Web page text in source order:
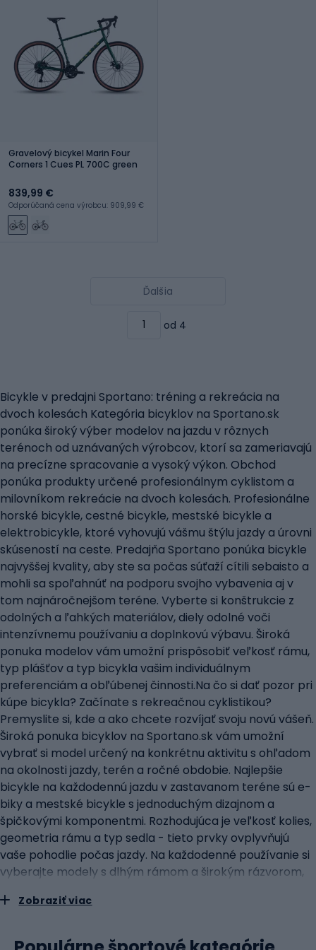
Gravelový bicykel Marin Four
Corners 1 Cues PL 700C green
839,99 €
Odporúčaná cena výrobcu: 909,99 €
Ďalšia
od 4
Bicykle v predajni Sportano: tréning a rekreácia na
dvoch kolesách Kategória bicyklov na Sportano.sk
ponúka široký výber modelov na jazdu v rôznych
terénoch od uznávaných výrobcov, ktorí sa zameriavajú
na precízne spracovanie a vysoký výkon. Obchod
ponúka produkty určené profesionálnym cyklistom a
milovníkom rekreácie na dvoch kolesách. Profesionálne
horské bicykle, cestné bicykle, mestské bicykle a
elektrobicykle, ktoré vyhovujú vášmu štýlu jazdy a úrovni
skúseností na ceste. Predajňa Sportano ponúka bicykle
najvyššej kvality, aby ste sa počas súťaží cítili sebaisto a
mohli sa spoľahnúť na podporu svojho vybavenia aj v
tom najnáročnejšom teréne. Vyberte si konštrukcie z
odolných a ľahkých materiálov, diely odolné voči
intenzívnemu používaniu a doplnkovú výbavu. Široká
ponuka modelov vám umožní prispôsobiť veľkosť rámu,
typ plášťov a typ bicykla vašim individuálnym
preferenciám a obľúbenej činnosti.Na čo si dať pozor pri
kúpe bicykla? Začínate s rekreačnou cyklistikou?
Premyslite si, kde a ako chcete rozvíjať svoju novú vášeň.
Široká ponuka bicyklov na Sportano.sk vám umožní
vybrať si model určený na konkrétnu aktivitu s ohľadom
na okolnosti jazdy, terén a ročné obdobie. Najlepšie
bicykle na každodennú jazdu v zastavanom teréne sú e-
biky a mestské bicykle s jednoduchým dizajnom a
špičkovými komponentmi. Rozhodujúca je veľkosť kolies,
geometria rámu a typ sedla - tieto prvky ovplyvňujú
vaše pohodlie počas jazdy. Na každodenné používanie si
vyberajte modely s dlhým rámom a širokým rázvorom,
Ak chcete od svojho vybavenia niečo viac, vyberte si
Venujte pozornosť typu a veľkosti plášťov, použitým
Zobraziť viac